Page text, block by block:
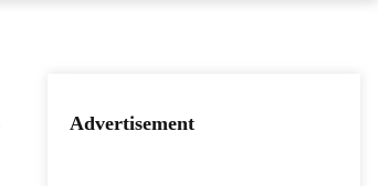
Advertisement